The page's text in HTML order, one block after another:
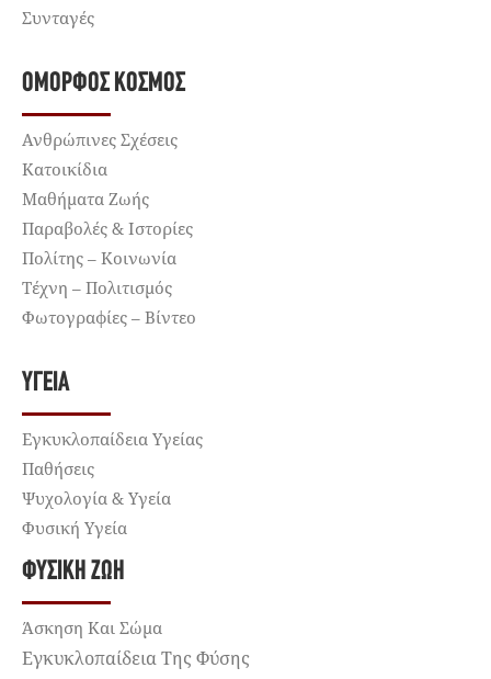
Συνταγές
ΌΜΟΡΦΟΣ ΚΌΣΜΟΣ
Ανθρώπινες Σχέσεις
Κατοικίδια
Μαθήματα Ζωής
Παραβολές & Ιστορίες
Πολίτης – Κοινωνία
Τέχνη – Πολιτισμός
Φωτογραφίες – Βίντεο
ΥΓΕΊΑ
Εγκυκλοπαίδεια Υγείας
Παθήσεις
Ψυχολογία & Υγεία
Φυσική Υγεία
ΦΥΣΙΚΉ ΖΩΉ
Άσκηση Και Σώμα
Εγκυκλοπαίδεια Της Φύσης